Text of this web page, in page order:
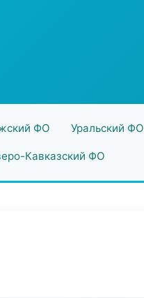
ФО Уральский ФО
Кавказский ФО